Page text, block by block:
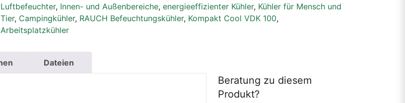
Luftbefeuchter, Innen- und Außenbereiche, energieeffizienter Kühler, Kühler für Mensch und
Tier, Campingkühler, RAUCH Befeuchtungskühler, Kompakt Cool VDK 100,
Arbeitsplatzkühler
Dateien
Beratung zu diesem
Produkt?